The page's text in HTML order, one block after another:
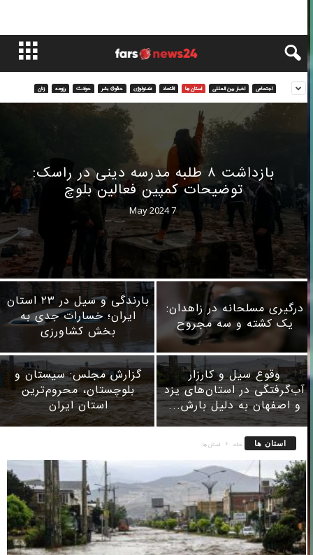
اجتماعی اخبار بین المللی استان ها اقتصاد تکنولوژی حقوق بشر حوادث رزومه زنان
بازداشت ۸ طلبه مدرسه دینی در راسک:
توضیحات کمپین فعالین بلوچ
7 May 2024
بارندگی و سیل در ۲۳ استان
ایران؛ خسارات جدی به
بخش کشاورزی
درگیری مسلحانه در زاهدان:
یک کشته و سه مجروح
گزارش مجلس: سیستان و
بلوچستان، محروم‌ترین
استان ایران
وقوع سیل و کارزار
آب‌گرفتگی در استان‌های یزد
و اصفهان به دلیل بارش...
استان ها خانه استان ها